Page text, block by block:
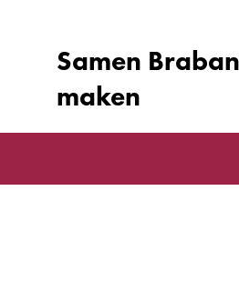
Samen
maken